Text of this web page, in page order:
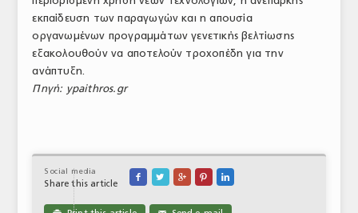
εκπαίδευση των παραγωγών και η απουσία
οργανωμένων προγραμμάτων γενετικής βελτίωσης
εξακολουθούν να αποτελούν τροχοπέδη για την
ανάπτυξη.
Πηγή: ypaithros.gr
Social media
Share this article
    